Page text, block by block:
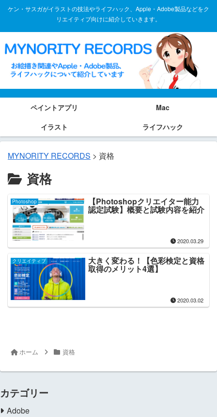
ケン・サスガがイラストの技法やライフハック、Apple・Adobe製品などをク
リエイティブ向けに紹介していきます。
ペイントアプリ
Mac
イラスト
ライフハック
MYNORITY RECORDS > 資格
資格
Photoshop 【Photoshopクリエイター能力
認定試験】概要と試験内容を紹介
2020.03.29
クリエイティブ 大きく変わる！【色彩検定と資格
取得のメリット4選】
2020.03.02
ホーム 資格
カテゴリー
Adobe